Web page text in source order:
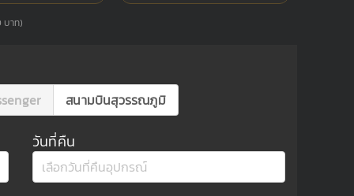
บาท)
สนามบินสุวรรณภูมิ
วันที่คืน